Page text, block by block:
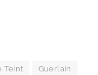
Teint Guerlain